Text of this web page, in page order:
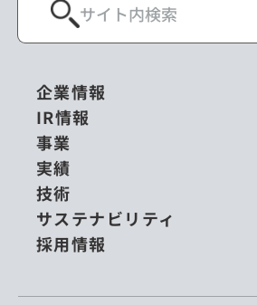
企業情報
IR情報
事業
実績
技術
サステナビリティ
採用情報